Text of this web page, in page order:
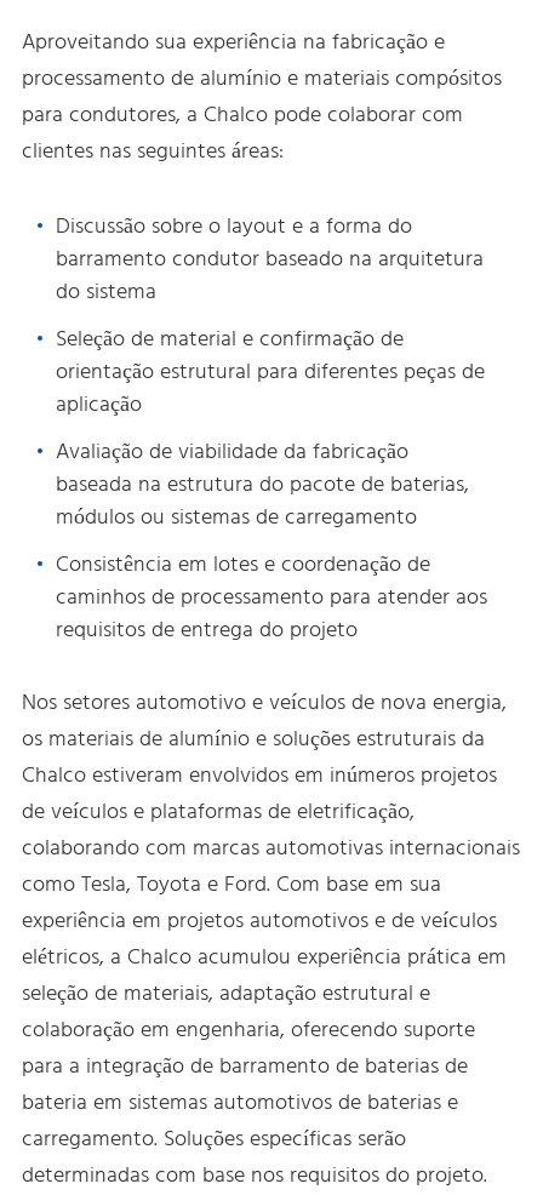
Aproveitando sua experiência na fabricação e
processamento de alumínio e materiais compósitos
para condutores, a Chalco pode colaborar com
clientes nas seguintes áreas:
Discussão sobre o layout e a forma do
barramento condutor baseado na arquitetura
do sistema
Seleção de material e confirmação de
orientação estrutural para diferentes peças de
aplicação
Avaliação de viabilidade da fabricação
baseada na estrutura do pacote de baterias,
módulos ou sistemas de carregamento
Consistência em lotes e coordenação de
caminhos de processamento para atender aos
requisitos de entrega do projeto
Nos setores automotivo e veículos de nova energia,
os materiais de alumínio e soluções estruturais da
Chalco estiveram envolvidos em inúmeros projetos
de veículos e plataformas de eletrificação,
colaborando com marcas automotivas internacionais
como Tesla, Toyota e Ford. Com base em sua
experiência em projetos automotivos e de veículos
elétricos, a Chalco acumulou experiência prática em
seleção de materiais, adaptação estrutural e
colaboração em engenharia, oferecendo suporte
para a integração de barramento de baterias de
bateria em sistemas automotivos de baterias e
carregamento. Soluções específicas serão
determinadas com base nos requisitos do projeto.